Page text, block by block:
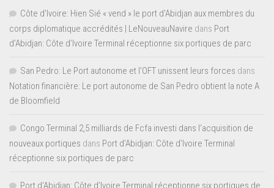
Côte d'Ivoire: Hien Sié « vend » le port d'Abidjan aux membres du
corps diplomatique accrédités | LeNouveauNavire dans Port
d’Abidjan: Côte d’Ivoire Terminal réceptionne six portiques de parc
San Pedro: Le Port autonome et l’OFT unissent leurs forces dans
Notation financière: Le port autonome de San Pedro obtient la note A
de Bloomfield
Congo Terminal 2,5 milliards de Fcfa investi dans l’acquisition de
nouveaux portiques dans Port d’Abidjan: Côte d’Ivoire Terminal
réceptionne six portiques de parc
Port d'Abidjan: Côte d’Ivoire Terminal réceptionne six portiques de